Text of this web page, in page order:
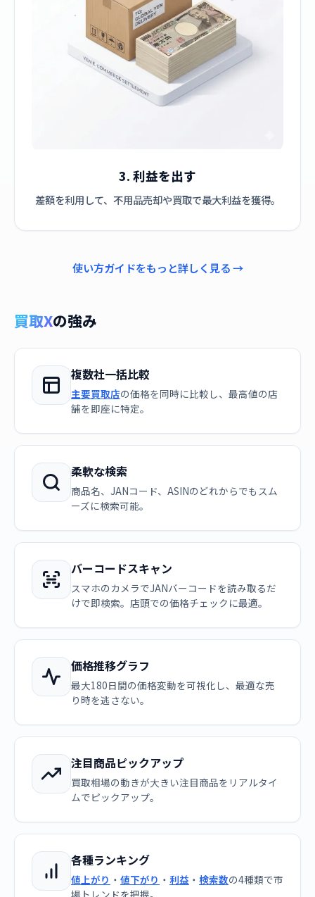
3. 利益を出す
差額を利用して、不用品売却や買取で最大利益を獲得。
使い方ガイドをもっと詳しく見る →
買取Xの強み
複数社一括比較
主要買取店の価格を同時に比較し、最高値の店
舗を即座に特定。
柔軟な検索
商品名、JANコード、ASINのどれからでもスム
ーズに検索可能。
バーコードスキャン
スマホのカメラでJANバーコードを読み取るだ
けで即検索。店頭での価格チェックに最適。
価格推移グラフ
最大180日間の価格変動を可視化し、最適な売
り時を逃さない。
注目商品ピックアップ
買取相場の動きが大きい注目商品をリアルタイ
ムでピックアップ。
各種ランキング
値上がり ・ 値下がり ・ 利益 ・ 検索数の4種類で市
場トレンドを把握。